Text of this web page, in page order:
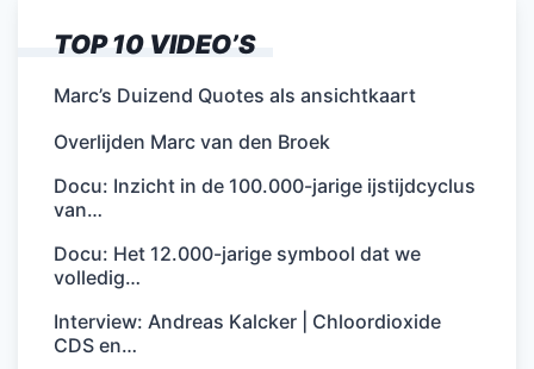
TOP 10 VIDEO’S
Marc’s Duizend Quotes als ansichtkaart
Overlijden Marc van den Broek
Docu: Inzicht in de 100.000-jarige ijstijdcyclus
van…
Docu: Het 12.000-jarige symbool dat we
volledig…
Interview: Andreas Kalcker | Chloordioxide
CDS en…